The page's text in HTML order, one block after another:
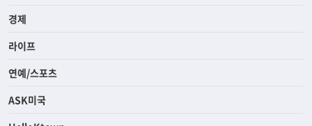
사회
경제
라이프
연예/스포츠